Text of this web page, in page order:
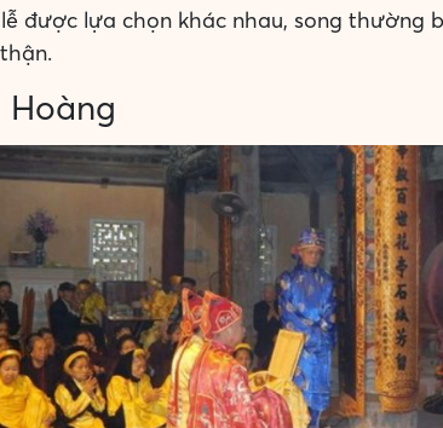
được lựa chọn khác nhau, song thường
Hoàng